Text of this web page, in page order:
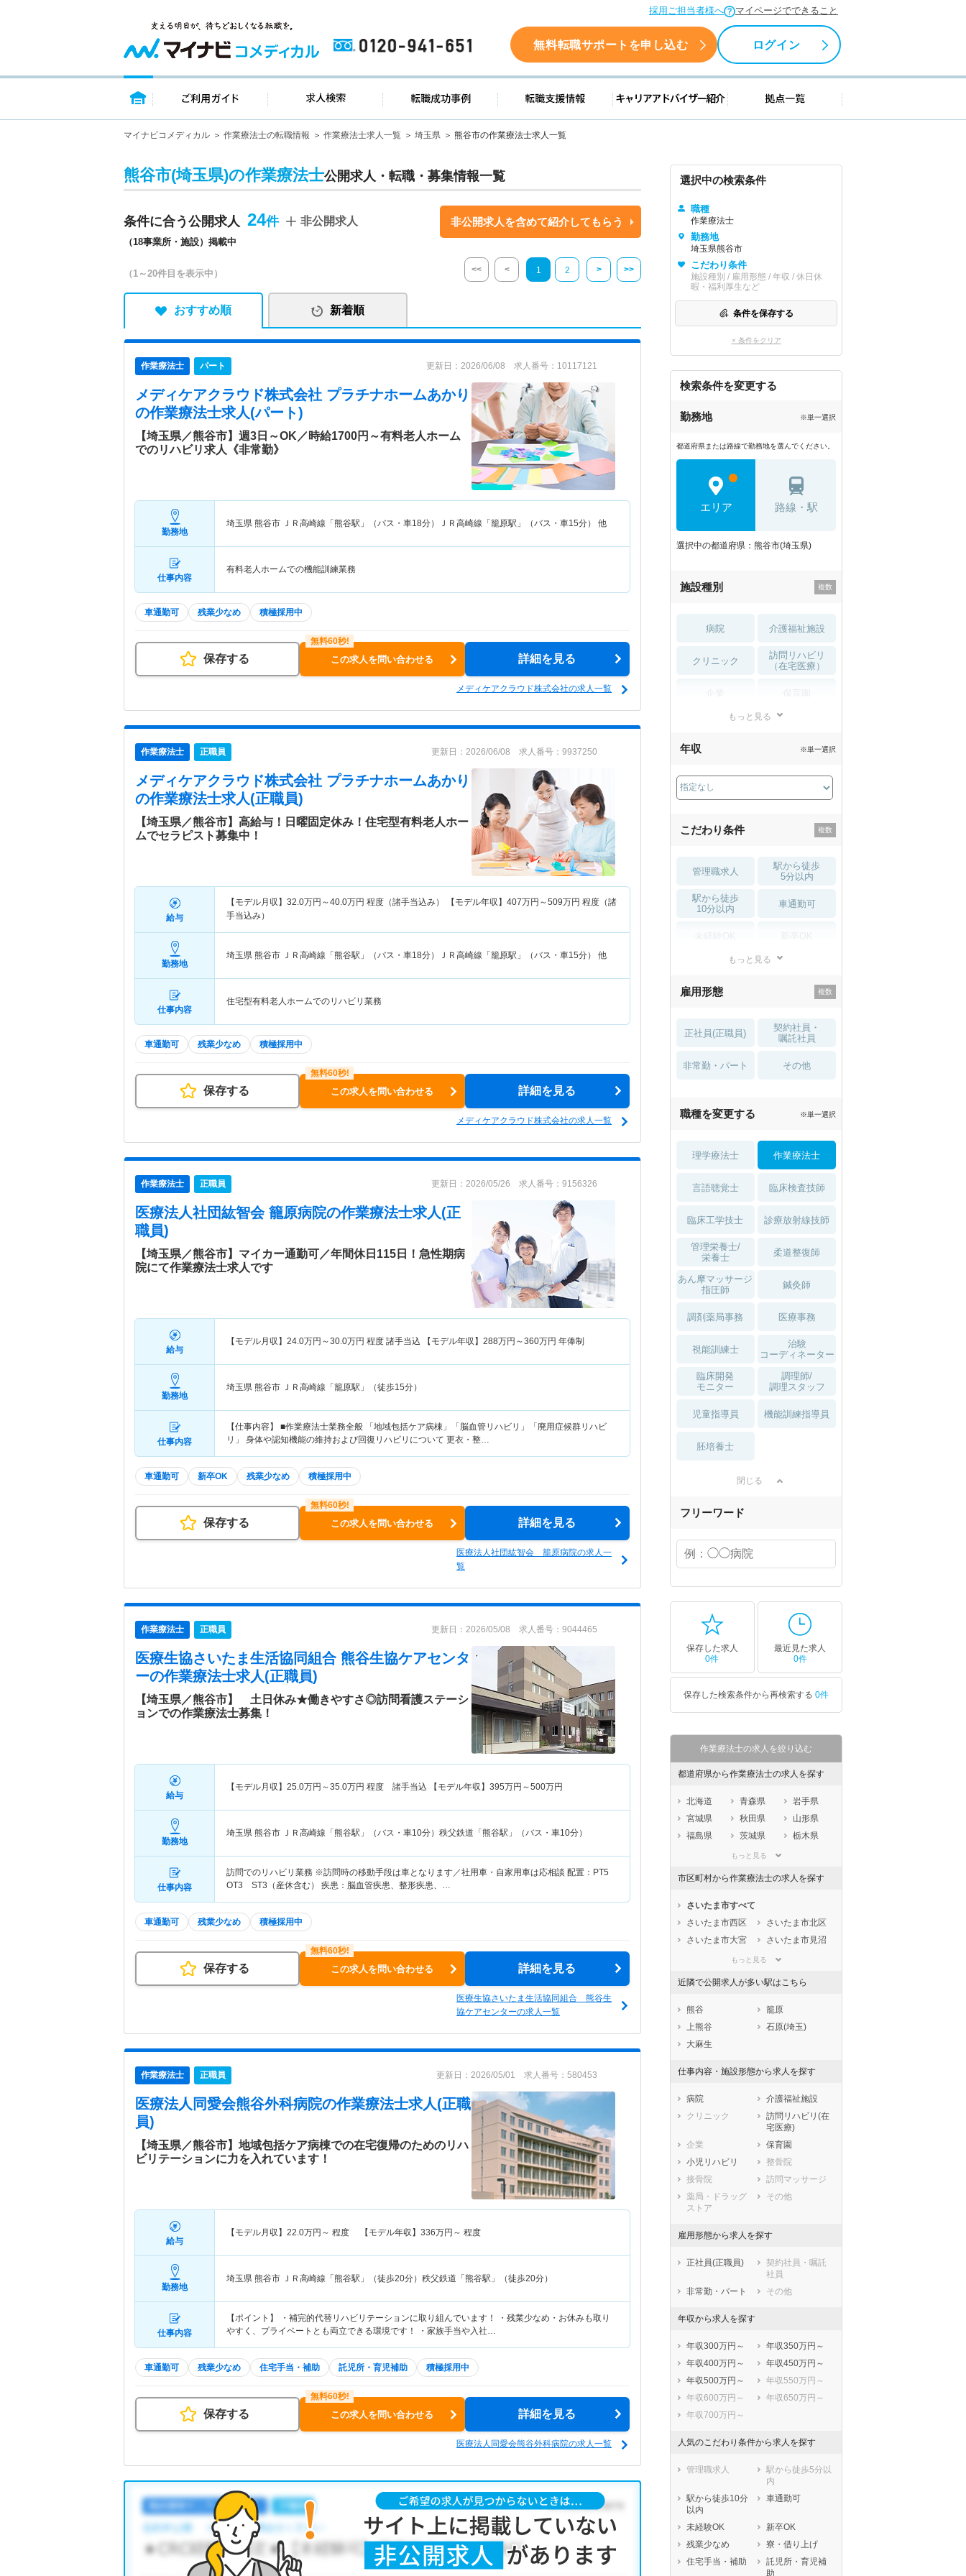
採用ご担当者様へ マイページでできること
0120-941-651 無料転職サポートを申し込む ログイン
トップページ ご利用ガイド 求人検索 転職成功事例 転職支援情報 キャリアアドバイザー紹介 拠点一覧
マイナビコメディカル 作業療法士の転職情報 作業療法士求人一覧 埼玉県 熊谷市の作業療法士求人一覧
熊谷市(埼玉県)の作業療法士公開求人・転職・募集情報一覧
条件に合う公開求人 24
（18事業所・施設）掲載中
非公開求人 非公開求人を含めて紹介してもらう
（1～20件目を表示中） << < 1 2 > >>
おすすめ順 新着順
作業療法士 パート 更新日：2026/06/08 求人番号：10117121
メディケアクラウド株式会社 プラチナホームあかり
の作業療法士求人(パート)
【埼玉県／熊谷市】週3日～OK／時給1700円～有料老人ホーム
でのリハビリ求人《非常勤》
勤務地
埼玉県 熊谷市 ＪＲ高崎線「熊谷駅」（バス・車18分）ＪＲ高崎線「籠原駅」（バス・車15分） 他
仕事内容
有料老人ホームでの機能訓練業務
車通勤可 残業少なめ 積極採用中
保存する この求人を問い合わせる 詳細を見る
メディケアクラウド株式会社の求人一覧
作業療法士 正職員 更新日：2026/06/08 求人番号：9937250
メディケアクラウド株式会社 プラチナホームあかり
の作業療法士求人(正職員)
【埼玉県／熊谷市】高給与！日曜固定休み！住宅型有料老人ホー
ムでセラピスト募集中！
給与
【モデル月収】 32.0万円～40.0万円 程度（諸手当込み） 【モデル年収】 407万円～509万円 程度（諸
手当込み）
勤務地
埼玉県 熊谷市 ＪＲ高崎線「熊谷駅」（バス・車18分）ＪＲ高崎線「籠原駅」（バス・車15分） 他
仕事内容
住宅型有料老人ホームでのリハビリ業務
車通勤可 残業少なめ 積極採用中
保存する この求人を問い合わせる 詳細を見る
メディケアクラウド株式会社の求人一覧
作業療法士 正職員 更新日：2026/05/26 求人番号：9156326
医療法人社団紘智会 籠原病院の作業療法士求人(正
職員)
【埼玉県／熊谷市】マイカー通勤可／年間休日115日！急性期病
院にて作業療法士求人です
給与
【モデル月収】 24.0万円～30.0万円 程度 諸手当込 【モデル年収】 288万円～360万円 年俸制
勤務地
埼玉県 熊谷市 ＪＲ高崎線「籠原駅」（徒歩15分）
仕事内容
【仕事内容】 ■作業療法士業務全般 「地域包括ケア病棟」「脳血管リハビリ」「廃用症候群リハビ
リ」 身体や認知機能の維持および回復リハビリについて 更衣・整…
車通勤可 新卒OK 残業少なめ 積極採用中
保存する この求人を問い合わせる 詳細を見る
医療法人社団紘智会 籠原病院の求人一
覧
作業療法士 正職員 更新日：2026/05/08 求人番号：9044465
医療生協さいたま生活協同組合 熊谷生協ケアセンタ
ーの作業療法士求人(正職員)
【埼玉県／熊谷市】 土日休み★働きやすさ◎訪問看護ステーシ
ョンでの作業療法士募集！
給与
【モデル月収】 25.0万円～35.0万円 程度 諸手当込 【モデル年収】 395万円～500万円
勤務地
埼玉県 熊谷市 ＪＲ高崎線「熊谷駅」（バス・車10分）秩父鉄道「熊谷駅」（バス・車10分）
仕事内容
訪問でのリハビリ業務 ※訪問時の移動手段は車となります／社用車・自家用車は応相談 配置：PT5
OT3 ST3（産休含む） 疾患：脳血管疾患、整形疾患、…
車通勤可 残業少なめ 積極採用中
保存する この求人を問い合わせる 詳細を見る
医療生協さいたま生活協同組合 熊谷生
協ケアセンターの求人一覧
作業療法士 正職員 更新日：2026/05/01 求人番号：580453
医療法人同愛会熊谷外科病院の作業療法士求人(正職
員)
【埼玉県／熊谷市】地域包括ケア病棟での在宅復帰のためのリハ
ビリテーションに力を入れています！
給与
【モデル月収】 22.0万円～ 程度 【モデル年収】 336万円～ 程度
勤務地
埼玉県 熊谷市 ＪＲ高崎線「熊谷駅」（徒歩20分）秩父鉄道「熊谷駅」（徒歩20分）
仕事内容
【ポイント】 ・補完的代替リハビリテーションに取り組んでいます！ ・残業少なめ・お休みも取り
やすく、プライベートとも両立できる環境です！ ・家族手当や入社…
車通勤可 残業少なめ 住宅手当・補助 託児所・育児補助 積極採用中
保存する この求人を問い合わせる 詳細を見る
医療法人同愛会熊谷外科病院の求人一覧
選択中の検索条件
職種
作業療法士
勤務地
埼玉県熊谷市
こだわり条件
施設種別 / 雇用形態 / 年収 / 休日休
暇・福利厚生など
条件を保存する
× 条件をクリア
検索条件を変更する
勤務地 ※単一選択
都道府県または路線で勤務地を選んでください。
エリア 路線・駅
選択中の都道府県：熊谷市(埼玉県)
施設種別
病院 介護福祉施設
クリニック
訪問リハビリ
（在宅医療）
薬局・
もっと見る
年収 ※単一選択
こだわり条件
管理職求人
駅から徒歩
5分以内
駅から徒歩
10分以内
車通勤可
住宅手当・補助
土日祝休 無資格 OK
積極採用中 WEB面接OK
もっと見る
雇用形態
正社員(正職員)
契約社員・
嘱託社員
非常勤・パート その他
職種を変更する ※単一選択
理学療法士 作業療法士
言語聴覚士 臨床検査技師
臨床工学技士 診療放射線技師
管理栄養士/
栄養士
柔道整復師
あん摩マッサージ
指圧師
鍼灸師
調剤薬局事務 医療事務
視能訓練士
治験
コーディネーター
臨床開発
モニター
調理師/
調理スタッフ
児童指導員 機能訓練指導員
胚培養士
閉じる
フリーワード
保存した求人
0件
最近見た求人
0件
保存した検索条件から再検索する 0件
作業療法士の求人を絞り込む
都道府県から作業療法士の求人を探す
北海道 青森県
岩手県
宮城県
秋田県
山形県
福島県
茨城県
栃木県
埼玉県
石川県
福井県
静岡県
愛知県
三重県
滋賀県
京都府
大阪府
奈良県
香川県
愛媛県
福岡県
佐賀県
長崎県
熊本県
もっと見る
市区町村から作業療法士の求人を探す
さいたま市すべて
さいたま市西区
さいたま市北区
さいたま市大宮
さいたま市見沼
区
区
さいたま市緑区
さいたま市岩槻
川越市
熊谷市
加須市
本庄市
東松山市
春日部市
狭山市
羽生市
鴻巣市
深谷市
上尾市
草加市
志木市
和光市
桶川市
久喜市
北本市
八潮市
坂戸市
幸手市
鶴ヶ島市
日高市
吉川市
ふじみ野市
白岡市
北足立郡伊奈町
入間郡三芳町
比企郡川島町
比企郡吉見町
比企郡ときがわ
町
秩父郡横瀬町
秩父郡長瀞町
秩父郡小鹿野町
秩父郡東秩父村
児玉郡美里町
児玉郡神川町
児玉郡上里町
もっと見る
近隣で公開求人が多い駅はこちら
熊谷
籠原
上熊谷
石原(埼玉)
大麻生
仕事内容・施設形態から求人を探す
病院
介護福祉施設
クリニック
訪問リハビリ(在
宅医療)
企業
保育園
小児リハビリ
整骨院
接骨院
訪問マッサージ
薬局・ドラッグ
ストア
その他
雇用形態から求人を探す
正社員(正職員)
契約社員・嘱託
社員
非常勤・パート
その他
年収から求人を探す
年収300万円～
年収350万円～
年収400万円～
年収450万円～
年収500万円～
年収550万円～
年収600万円～
年収650万円～
年収700万円～
人気のこだわり条件から求人を探す
管理職求人
駅から徒歩5分以
内
駅から徒歩10分
以内
車通勤可
未経験OK
新卒OK
残業少なめ
寮・借り上げ
住宅手当・補助
託児所・育児補
助